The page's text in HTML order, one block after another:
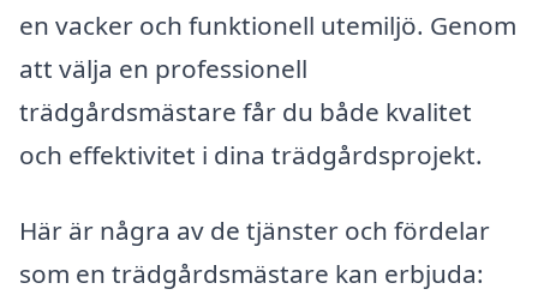
en vacker och funktionell utemiljö. Genom
att välja en professionell
trädgårdsmästare får du både kvalitet
och effektivitet i dina trädgårdsprojekt.
Här är några av de tjänster och fördelar
som en trädgårdsmästare kan erbjuda: